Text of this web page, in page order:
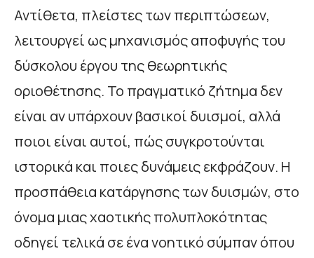
Αντίθετα, πλείστες των περιπτώσεων,
λειτουργεί ως μηχανισμός αποφυγής του
δύσκολου έργου της θεωρητικής
οριοθέτησης. Το πραγματικό ζήτημα δεν
είναι αν υπάρχουν βασικοί δυισμοί, αλλά
ποιοι είναι αυτοί, πώς συγκροτούνται
ιστορικά και ποιες δυνάμεις εκφράζουν. Η
προσπάθεια κατάργησης των δυισμών, στο
όνομα μιας χαοτικής πολυπλοκότητας
οδηγεί τελικά σε ένα νοητικό σύμπαν όπου